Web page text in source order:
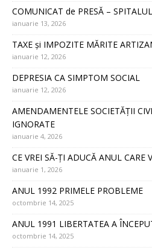
COMUNICAT de PRESĂ –
ianuarie 13, 2026
TAXE și IMPOZITE MĂRITE
ianuarie 12, 2026
DEPRESIA CA SIMPTOM SOCIAL
ianuarie 12, 2026
AMENDAMENTELE SOCIETĂȚII
IGNORATE
ianuarie 4, 2026
CE VREI SĂ-ȚI ADUCĂ ANUL CARE
ianuarie 1, 2026
ANUL 1992 PRIMELE PROBLEME
octombrie 14, 2025
ANUL 1991 LIBERTATEA A
octombrie 14, 2025